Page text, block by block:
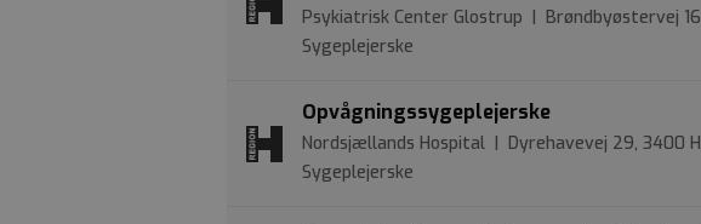
Psykiatrisk Center Glostrup | Brøndbyøstervej
Sygeplejerske
Opvågningssygeplejerske
Nordsjællands Hospital | Dyrehavevej 29, 3400
Sygeplejerske